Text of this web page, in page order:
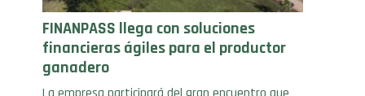
financieras ágiles para el productor
ganadero
La empresa participará del gran encuentro que
se realizará del 24 al 29 de mayo en Corrientes,